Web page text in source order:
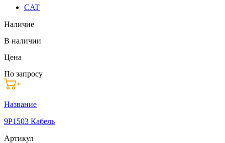
CAT
Наличие
В наличии
Цена
По запросу
Название
9P1503 Кабель
Артикул